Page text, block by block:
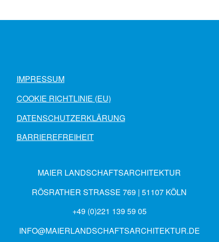
IMPRESSUM
COOKIE RICHTLINIE (EU)
DATENSCHUTZERKLÄRUNG
BARRIEREFREIHEIT
MAIER LANDSCHAFTSARCHITEKTUR
RÖSRATHER STRASSE 769 | 51107 KÖLN
+49 (0)221 139 59 05
INFO@MAIERLANDSCHAFTSARCHITEKTUR.DE